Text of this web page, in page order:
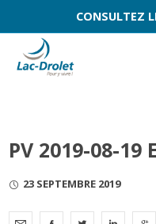
CONSULTEZ
PV 2019-08-19
23 SEPTEMBRE 2019